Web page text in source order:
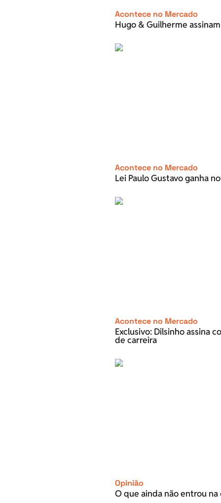
Acontece no Mercado
Hugo & Guilherme
Acontece no Mercado
Lei Paulo Gustavo ganha
Acontece no Mercado
Exclusivo: Dilsinho assina
de carreira
Opinião
O que ainda não entrou